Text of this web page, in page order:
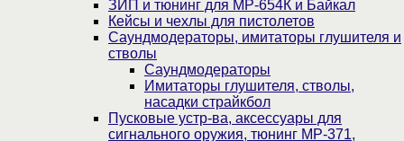
ЗИП и тюнинг для МР-654К и Байкал
Кейсы и чехлы для пистолетов
Саундмодераторы, имитаторы глушителя и
стволы
Саундмодераторы
Имитаторы глушителя, стволы,
насадки страйкбол
Пусковые устр-ва, аксессуары для
сигнального оружия, тюнинг МР-371,